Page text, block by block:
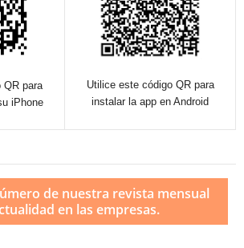
QR para
iPhone
Utilice este código QR para
instalar la app en Android
de nuestra revista mensual
en las empresas.